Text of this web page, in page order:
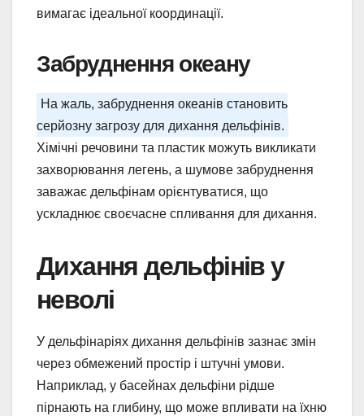
вимагає ідеальної координації.
Забруднення океану
На жаль, забруднення океанів становить
серйозну загрозу для дихання дельфінів.
Хімічні речовини та пластик можуть викликати
захворювання легень, а шумове забруднення
заважає дельфінам орієнтуватися, що
ускладнює своєчасне спливання для дихання.
Дихання дельфінів у
неволі
У дельфінаріях дихання дельфінів зазнає змін
через обмежений простір і штучні умови.
Наприклад, у басейнах дельфіни рідше
пірнають на глибину, що може впливати на їхню